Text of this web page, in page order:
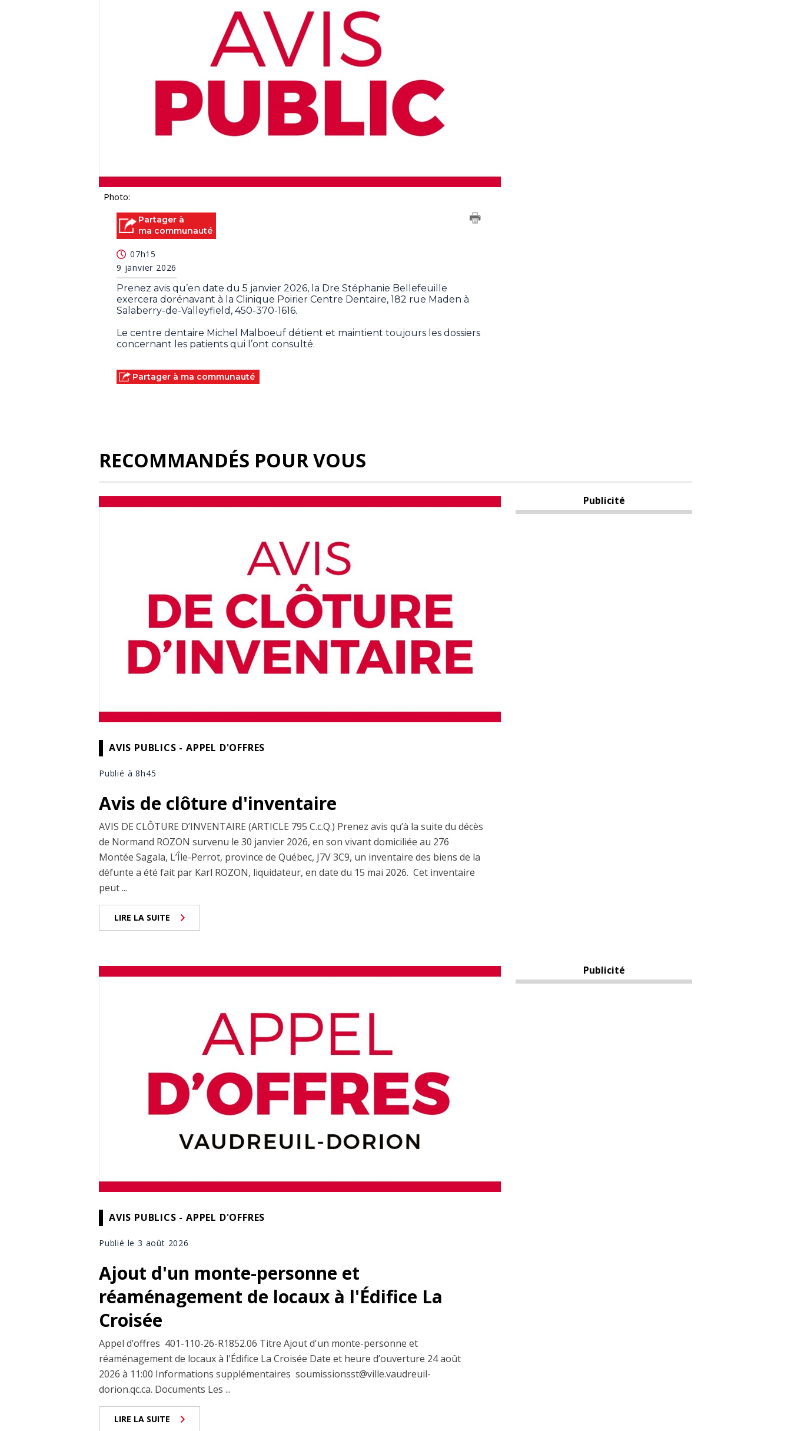
Photo:
Partager à
ma communauté
07h15
9 janvier 2026
Prenez avis qu’en date du 5 janvier 2026, la Dre Stéphanie Bellefeuille
exercera dorénavant à la Clinique Poirier Centre Dentaire, 182 rue Maden à
Salaberry-de-Valleyfield, 450-370-1616.
Le centre dentaire Michel Malboeuf détient et maintient toujours les dossiers
concernant les patients qui l’ont consulté.
Partager à ma communauté
RECOMMANDÉS POUR VOUS
AVIS PUBLICS - APPEL D'OFFRES
Publié à 8h45
Avis de clôture d'inventaire
AVIS DE CLÔTURE D’INVENTAIRE (ARTICLE 795 C.c.Q.) Prenez avis qu’à la suite du décès
de Normand ROZON survenu le 30 janvier 2026, en son vivant domiciliée au 276
Montée Sagala, L’Île-Perrot, province de Québec, J7V 3C9, un inventaire des biens de la
défunte a été fait par Karl ROZON, liquidateur, en date du 15 mai 2026. Cet inventaire
peut ...
LIRE LA SUITE
Publicité
AVIS PUBLICS - APPEL D'OFFRES
Publié le 3 août 2026
Ajout d'un monte-personne et
réaménagement de locaux à l'Édifice La
Croisée
Appel d’offres 401-110-26-R1852.06 Titre Ajout d'un monte-personne et
réaménagement de locaux à l'Édifice La Croisée Date et heure d’ouverture 24 août
2026 à 11:00 Informations supplémentaires soumissionsst@ville.vaudreuil-
dorion.qc.ca. Documents Les ...
LIRE LA SUITE
Publicité